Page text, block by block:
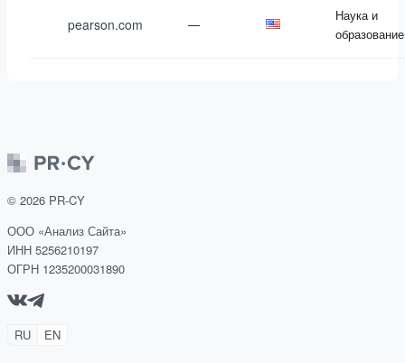
pearson.com —
Наука и
образование
© 2026 PR-CY
ООО «Анализ Сайта»
ИНН 5256210197
ОГРН 1235200031890
RU EN